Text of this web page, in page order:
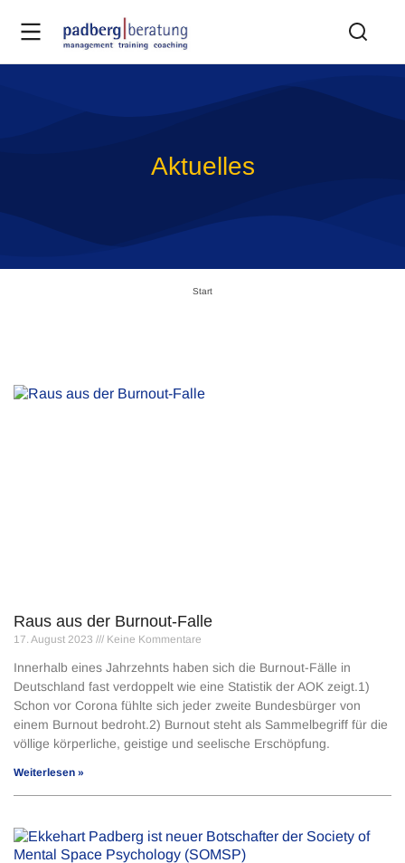
Aktuelles
Start
Raus aus der Burnout-Falle
17. August 2023 Keine Kommentare
Innerhalb eines Jahrzehnts haben sich die Burnout-Fälle in
Deutschland fast verdoppelt wie eine Statistik der AOK zeigt.1)
Schon vor Corona fühlte sich jeder zweite Bundesbürger von
einem Burnout bedroht.2) Burnout steht als Sammelbegriff für die
völlige körperliche, geistige und seelische Erschöpfung.
Weiterlesen »